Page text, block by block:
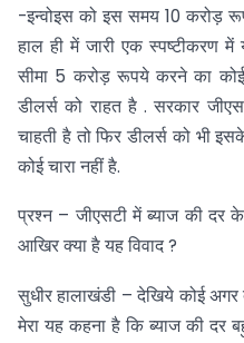
-इन्वोइस को इस समय 10 करोड़
हाल ही में जारी एक स्पष्टीकरण
सीमा 5 करोड़ रूपये करने का
डीलर्स को राहत है . सरकार
चाहती है तो फिर डीलर्स को भी
कोई चारा नहीं है.
प्रश्न – जीएसटी में ब्याज की दर
आखिर क्या है यह विवाद ?
सुधीर हालाखंडी – देखिये कोई अगर
मेरा यह कहना है कि ब्याज की दर